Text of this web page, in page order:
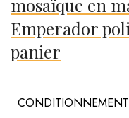
mosaïque en
Emperador
panier
CONDITIONNEMENT